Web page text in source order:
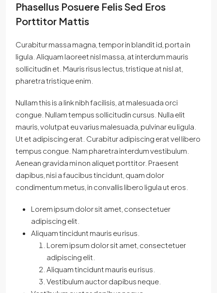
Phasellus Posuere Felis Sed Eros
Porttitor Mattis
Curabitur massa magna, tempor in blandit id, porta in
ligula. Aliquam laoreet nisl massa, at interdum mauris
sollicitudin et. Mauris risus lectus, tristique at nisl at,
pharetra tristique enim.
Nullam this is a link nibh facilisis, at malesuada orci
congue. Nullam tempus sollicitudin cursus. Nulla elit
mauris, volutpat eu varius malesuada, pulvinar eu ligula.
Ut et adipiscing erat. Curabitur adipiscing erat vel libero
tempus congue. Nam pharetra interdum vestibulum.
Aenean gravida mi non aliquet porttitor. Praesent
dapibus, nisi a faucibus tincidunt, quam dolor
condimentum metus, in convallis libero ligula ut eros.
Lorem ipsum dolor sit amet, consectetuer
adipiscing elit.
Aliquam tincidunt mauris eu risus.
Lorem ipsum dolor sit amet, consectetuer
adipiscing elit.
Aliquam tincidunt mauris eu risus.
Vestibulum auctor dapibus neque.